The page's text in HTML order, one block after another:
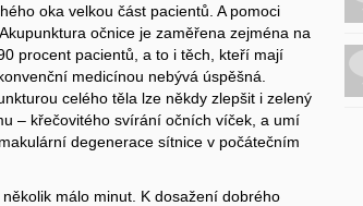
oka velkou část pacientů. A pomoci
očnice je zaměřena zejména na
procent pacientů, a to i těch, kteří mají
medicínou nebývá úspěšná.
celého těla lze někdy zlepšit i zelený
– křečovitého svírání očních víček, a umí
degenerace sítnice v počátečním
málo minut. K dosažení dobrého